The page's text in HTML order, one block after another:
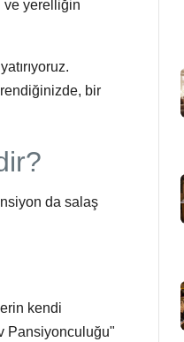
ve yerelliğin
bir
da salaş
kendi
Pansiyonculuğu"